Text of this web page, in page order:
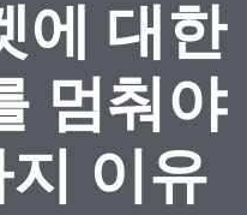
에 대한
멈춰야
이유